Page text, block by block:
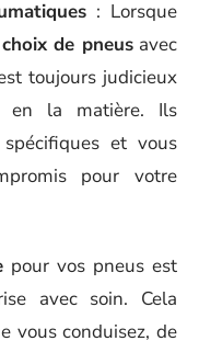
: Lorsque
choix de pneusavec
toujours judicieux
en la matière. Ils
et vous
pour votre
pour vos pneus est
avec soin. Cela
vous conduisez, de